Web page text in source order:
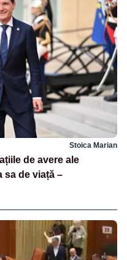
Stoica Marian
de avere ale
sa de viață –